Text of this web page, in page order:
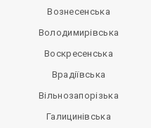
Вознесенська
Володимирівська
Воскресенська
Врадіївська
Вільнозапорізька
Галицинівська